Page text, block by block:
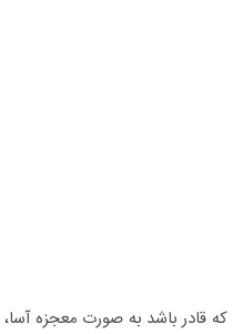
قادر باشد به صورت معجزه آسا،
تا درمان +ویدئو